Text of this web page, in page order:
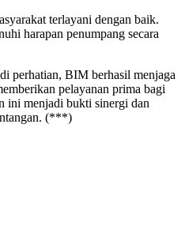
terlayani dengan baik.
harapan penumpang secara
perhatian, BIM berhasil menjaga
pelayanan prima bagi
ini menjadi bukti sinergi dan
(***)